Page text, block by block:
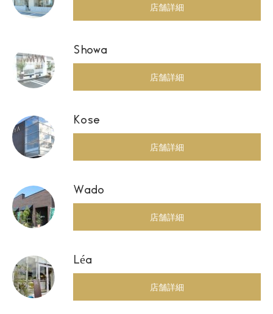
店舗詳細
Showa
店舗詳細
Kose
店舗詳細
Wado
店舗詳細
Léa
店舗詳細